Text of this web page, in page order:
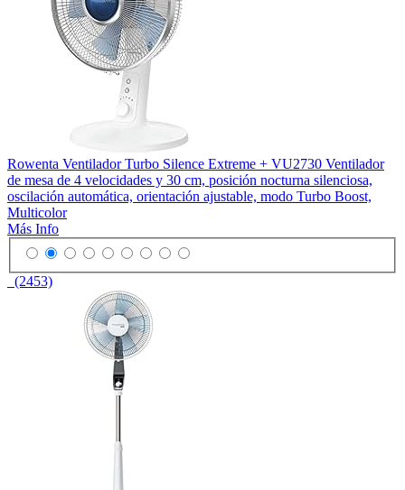
Rowenta Ventilador Turbo Silence Extreme + VU2730 Ventilador
de mesa de 4 velocidades y 30 cm, posición nocturna silenciosa,
oscilación automática, orientación ajustable, modo Turbo Boost,
Multicolor
Más Info
(2453)